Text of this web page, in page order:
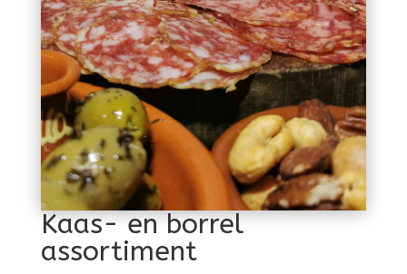
Kaas- en borrel
assortiment